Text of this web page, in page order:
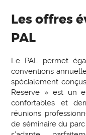
Les offres
PAL
Le PAL permet
conventions
spécialement
Reserve » est un
confortables et
réunions
de séminaire du